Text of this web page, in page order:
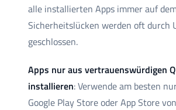
alle installierten Apps immer auf
Sicherheitslücken werden oft durch
geschlossen.
Apps nur aus vertrauenswürdigen
installieren: Verwende am besten
Google Play Store oder App Store